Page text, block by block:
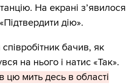
На екрані з’явилося
дію».
бачив, як
на нього і натис «Так».
цю мить десь в області